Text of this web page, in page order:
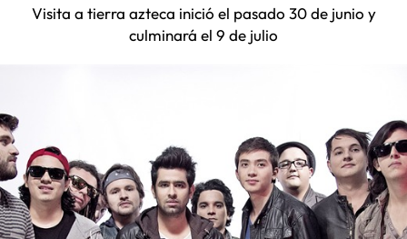
Visita a tierra azteca inició el pasado 30 de junio y
culminará el 9 de julio